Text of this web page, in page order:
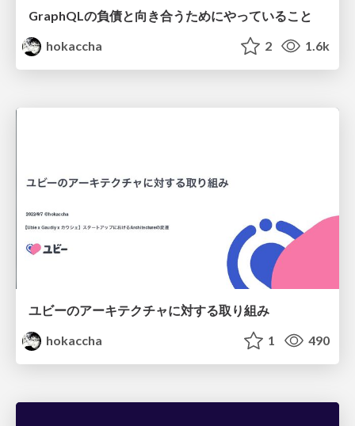
GraphQLの負債と向き合うためにやっていること
hokaccha
2 1.6k
ユビーのアーキテクチャに対する取り組み
hokaccha
1 490